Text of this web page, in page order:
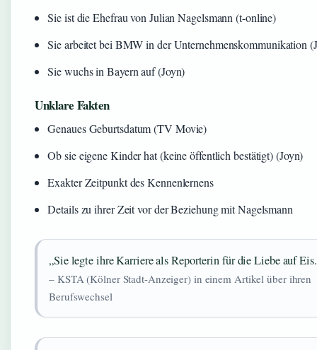
Sie ist die Ehefrau von Julian Nagelsmann (t-online)
Sie arbeitet bei BMW in der Unternehmenskommunikation
Sie wuchs in Bayern auf (Joyn)
Unklare Fakten
Genaues Geburtsdatum (TV Movie)
Ob sie eigene Kinder hat (keine öffentlich bestätigt) (Joyn)
Exakter Zeitpunkt des Kennenlernens
Details zu ihrer Zeit vor der Beziehung mit Nagelsmann
„Sie legte ihre Karriere als Reporterin für die Liebe auf
– KSTA (Kölner Stadt-Anzeiger) in einem Artikel über ihren
Berufswechsel